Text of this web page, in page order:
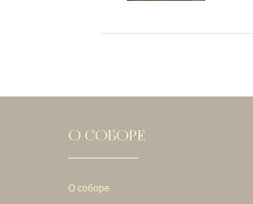
О СОБОРЕ
О соборе